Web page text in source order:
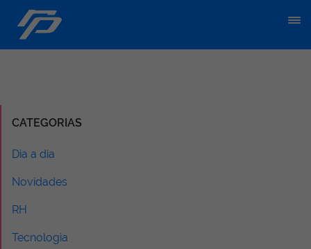
CATEGORIAS
Dia a dia
Novidades
RH
Tecnologia